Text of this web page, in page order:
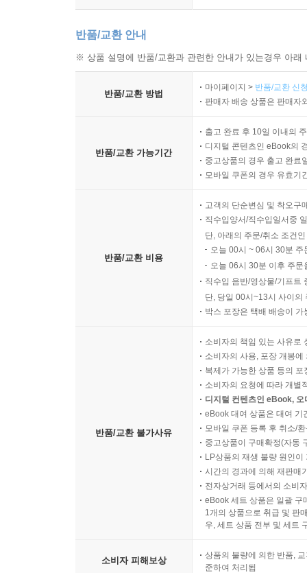
반품/교환 안내
※ 상품 설명에 반품/교환과 관련한 안내가 있는경우 아
반품/교환 방법
마이페이지 > 반품/교환 신
판매자 배송 상품은 판매자
반품/교환 가능기간
출고 완료 후 10일 이내의
디지털 콘텐츠인 eBook의
중고상품의 경우 출고 완료
모바일 쿠폰의 경우 유효기
반품/교환 비용
고객의 단순변심 및 착오구
직수입양서/직수입일서중
단, 아래의 주문/취소 조건
오늘 00시 ~ 06시 30분
오늘 06시 30분 이후 주
직수입 음반/영상물/기프트
단, 당일 00시~13시 사이의
박스 포장은 택배 배송이
반품/교환 불가사유
소비자의 책임 있는 사유로
소비자의 사용, 포장 개봉
복제가 가능한 상품 등의
소비자의 요청에 따라 개별
디지털 컨텐츠인 eBook,
eBook 대여 상품은 대여 기
모바일 쿠폰 등록 후 취소/
중고상품이 구매확정(자동
LP상품의 재생 불량 원인
시간의 경과에 의해 재판매
전자상거래 등에서의 소비
eBook 세트 상품은 일괄 구
1개의 상품으로 취급 및 판
우, 세트 상품 전부 및 세트
소비자 피해보상
상품의 불량에 의한 반품,
준하여 처리됨